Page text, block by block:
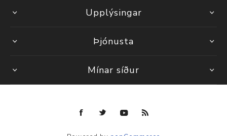
Upplýsingar
Þjónusta
Mínar síður